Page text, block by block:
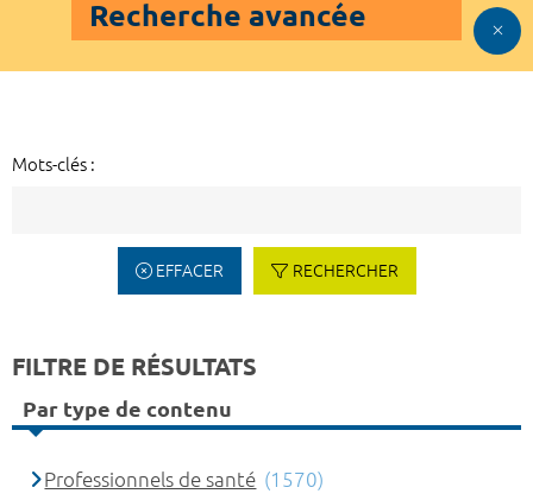
Recherche avancée
Mots-clés :
EFFACER RECHERCHER
FILTRE DE RÉSULTATS
Par type de contenu
Professionnels de santé (1570)